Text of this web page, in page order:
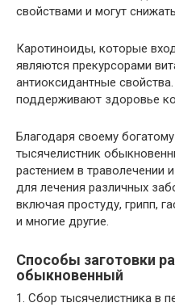
свойствами и могут
Каротиноиды, которые
являются прекурсорами
антиоксидантные
поддерживают здоровье
Благодаря своему
тысячелистник
растением в траволечении
для лечения различных
включая простуду, грипп,
и многие другие.
Способы заготовки
обыкновенный
1. Сбор тысячелистника в